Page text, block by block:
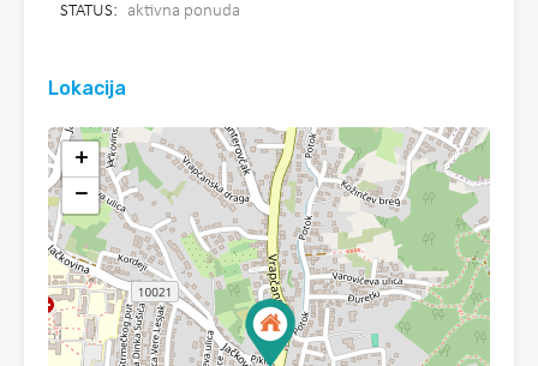
STATUS: aktivna ponuda
Lokacija
+
−